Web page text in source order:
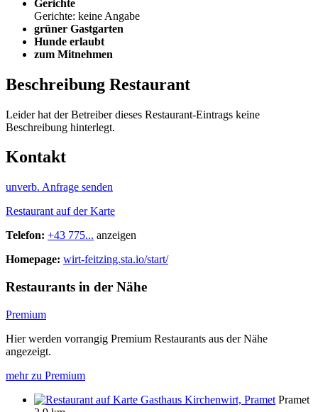
Gerichte
Gerichte: keine Angabe
grüner Gastgarten
Hunde erlaubt
zum Mitnehmen
Beschreibung Restaurant
Leider hat der Betreiber dieses Restaurant-Eintrags keine
Beschreibung hinterlegt.
Kontakt
unverb. Anfrage senden
Restaurant auf der Karte
Telefon: +43 775... anzeigen
Homepage: wirt-feitzing.sta.io/start/
Restaurants in der Nähe
Premium
Hier werden vorrangig Premium Restaurants aus der Nähe
angezeigt.
mehr zu Premium
Gasthaus Kirchenwirt, Pramet Pramet